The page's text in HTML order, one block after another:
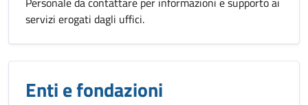
servizi erogati dagli uffici.
Enti e fondazioni